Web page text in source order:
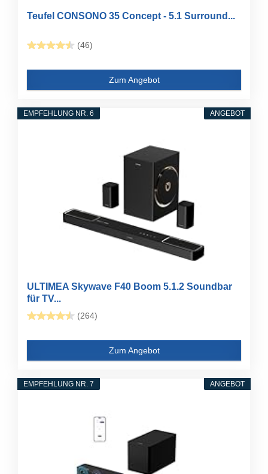
Teufel CONSONO 35 Concept - 5.1 Surround...
(46)
Zum Angebot
ANGEBOT
EMPFEHLUNG NR. 6
ULTIMEA Skywave F40 Boom 5.1.2 Soundbar
für TV...
(264)
Zum Angebot
ANGEBOT
EMPFEHLUNG NR. 7